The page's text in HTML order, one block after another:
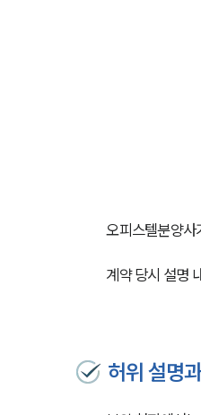
오피스텔분양사
계약 당시 설명
허위 설명